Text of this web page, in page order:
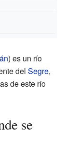
) es un río
del Segre,
de este río
se